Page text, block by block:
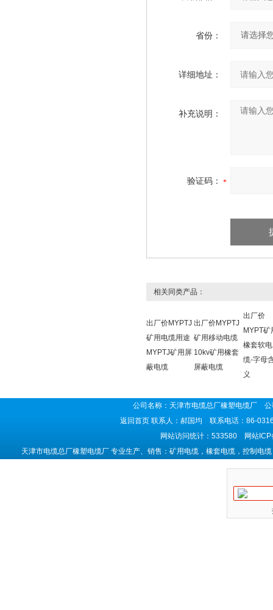
省份：
详细地址：
补充说明：
验证码：
相关同类产品：
出厂价MYPTJ
矿用电缆用途
MYPTJ矿用屏
蔽电缆
出厂价MYPTJ
矿用移动电缆
10kv矿用橡套
屏蔽电缆
出厂价
MYPT矿
橡套软电
缆-字母
义
公司名称：天津市电缆总厂橡塑电缆厂
返回首页联系人：郝国均 联系电话：86-
网站访问统计：533580 网站ICP
天津市电缆总厂橡塑电缆厂 专业生产、销售：矿用电缆，橡套电缆，控制电